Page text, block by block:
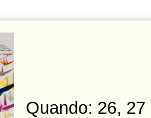
Quando: 26,